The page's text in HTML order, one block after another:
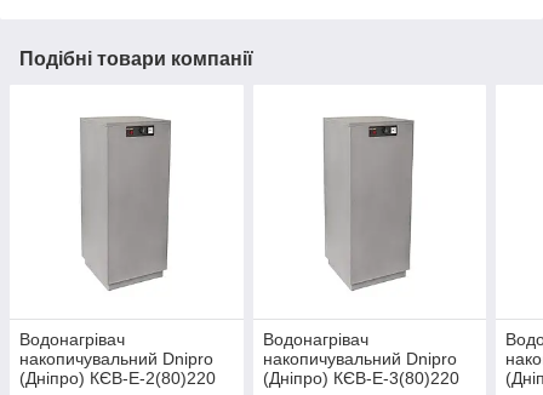
Подібні товари компанії
Водонагрівач
накопичувальний Dnipro
(Дніпро) КЄВ-Е-2(80)220
Водонагрівач
накопичувальний Dnipro
(Дніпро) КЄВ-Е-3(80)220